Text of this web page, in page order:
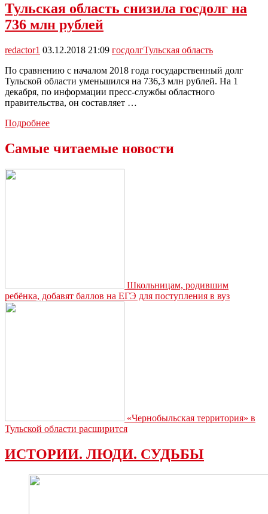
Тульская область снизила госдолг на
736 млн рублей
redactor1 03.12.2018 21:09 госдолгТульская область
По сравнению с началом 2018 года государственный долг
Тульской области уменьшился на 736,3 млн рублей. На 1
декабря, по информации пресс-службы областного
правительства, он составляет …
ПодробнееТульская
госдолг
Самые читаемые новости
Школьницам, родившим
ребёнка, добавят баллов на ЕГЭ для поступления в вуз
«Чернобыльская территория» в
Тульской области расширится
ИСТОРИИ. ЛЮДИ. СУДЬБЫ